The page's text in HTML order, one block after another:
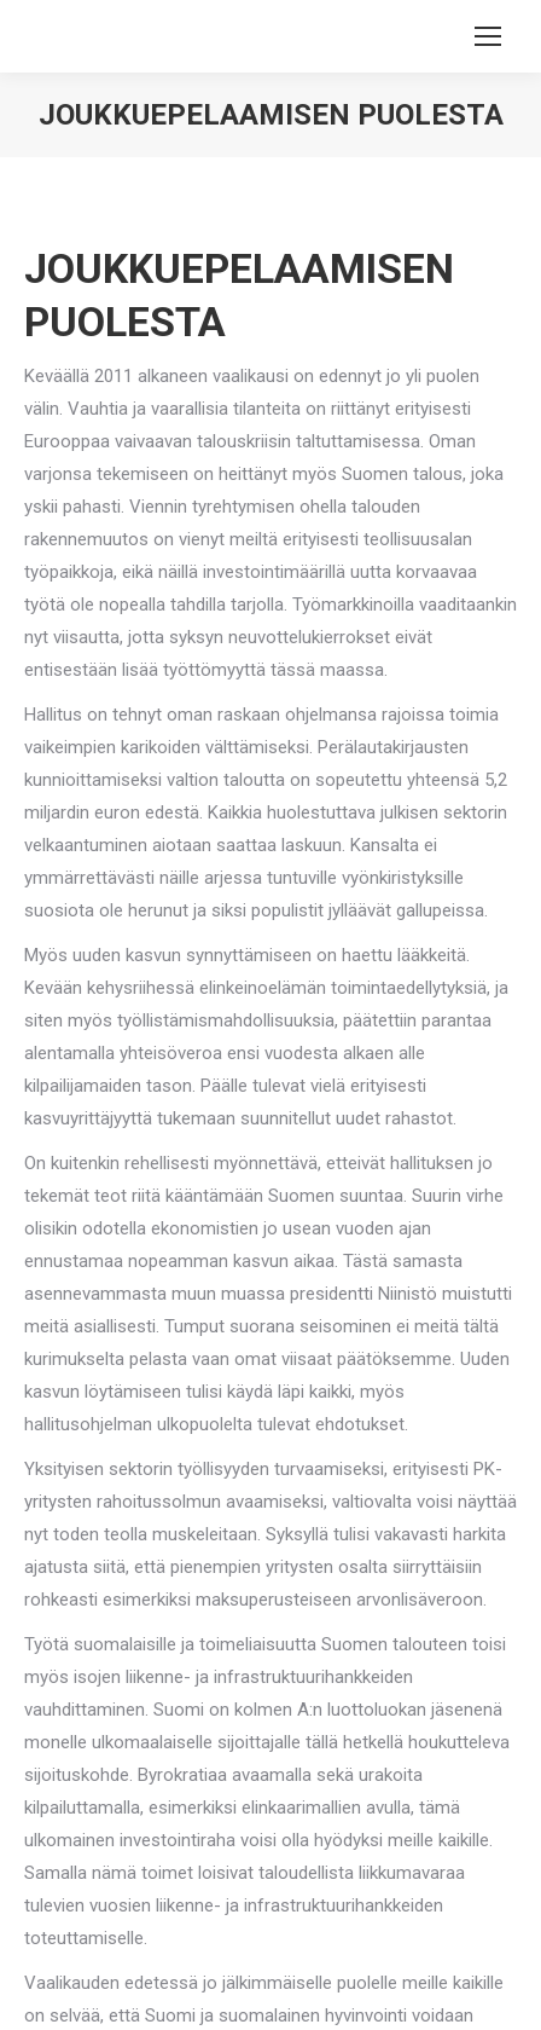
JOUKKUEPELAAMISEN PUOLESTA
JOUKKUEPELAAMISEN
PUOLESTA
Keväällä 2011 alkaneen vaalikausi on edennyt jo yli puolen
välin. Vauhtia ja vaarallisia tilanteita on riittänyt erityisesti
Eurooppaa vaivaavan talouskriisin taltuttamisessa. Oman
varjonsa tekemiseen on heittänyt myös Suomen talous, joka
yskii pahasti. Viennin tyrehtymisen ohella talouden
rakennemuutos on vienyt meiltä erityisesti teollisuusalan
työpaikkoja, eikä näillä investointimäärillä uutta korvaavaa
työtä ole nopealla tahdilla tarjolla. Työmarkkinoilla vaaditaankin
nyt viisautta, jotta syksyn neuvottelukierrokset eivät
entisestään lisää työttömyyttä tässä maassa.
Hallitus on tehnyt oman raskaan ohjelmansa rajoissa toimia
vaikeimpien karikoiden välttämiseksi. Perälautakirjausten
kunnioittamiseksi valtion taloutta on sopeutettu yhteensä 5,2
miljardin euron edestä. Kaikkia huolestuttava julkisen sektorin
velkaantuminen aiotaan saattaa laskuun. Kansalta ei
ymmärrettävästi näille arjessa tuntuville vyönkiristyksille
suosiota ole herunut ja siksi populistit jylläävät gallupeissa.
Myös uuden kasvun synnyttämiseen on haettu lääkkeitä.
Kevään kehysriihessä elinkeinoelämän toimintaedellytyksiä, ja
siten myös työllistämismahdollisuuksia, päätettiin parantaa
alentamalla yhteisöveroa ensi vuodesta alkaen alle
kilpailijamaiden tason. Päälle tulevat vielä erityisesti
kasvuyrittäjyyttä tukemaan suunnitellut uudet rahastot.
On kuitenkin rehellisesti myönnettävä, etteivät hallituksen jo
tekemät teot riitä kääntämään Suomen suuntaa. Suurin virhe
olisikin odotella ekonomistien jo usean vuoden ajan
ennustamaa nopeamman kasvun aikaa. Tästä samasta
asennevammasta muun muassa presidentti Niinistö muistutti
meitä asiallisesti. Tumput suorana seisominen ei meitä tältä
kurimukselta pelasta vaan omat viisaat päätöksemme. Uuden
kasvun löytämiseen tulisi käydä läpi kaikki, myös
hallitusohjelman ulkopuolelta tulevat ehdotukset.
Yksityisen sektorin työllisyyden turvaamiseksi, erityisesti PK-
yritysten rahoitussolmun avaamiseksi, valtiovalta voisi näyttää
nyt toden teolla muskeleitaan. Syksyllä tulisi vakavasti harkita
ajatusta siitä, että pienempien yritysten osalta siirryttäisiin
rohkeasti esimerkiksi maksuperusteiseen arvonlisäveroon.
Työtä suomalaisille ja toimeliaisuutta Suomen talouteen toisi
myös isojen liikenne- ja infrastruktuurihankkeiden
vauhdittaminen. Suomi on kolmen A:n luottoluokan jäsenenä
monelle ulkomaalaiselle sijoittajalle tällä hetkellä houkutteleva
sijoituskohde. Byrokratiaa avaamalla sekä urakoita
kilpailuttamalla, esimerkiksi elinkaarimallien avulla, tämä
ulkomainen investointiraha voisi olla hyödyksi meille kaikille.
Samalla nämä toimet loisivat taloudellista liikkumavaraa
tulevien vuosien liikenne- ja infrastruktuurihankkeiden
toteuttamiselle.
Vaalikauden edetessä jo jälkimmäiselle puolelle meille kaikille
on selvää, että Suomi ja suomalainen hyvinvointi voidaan